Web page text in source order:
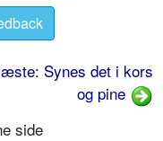
Synes det i kors
og pine
side